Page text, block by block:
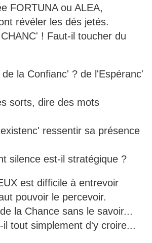
FORTUNA ou ALEA,
révéler les dés jetés.
! Faut-il toucher du
la Confianc' ? de l'Espéranc'
sorts, dire des mots
ressentir sa présence
silence est-il stratégique ?
est difficile à entrevoir
pouvoir le percevoir.
la Chance sans le savoir...
tout simplement d'y croire...